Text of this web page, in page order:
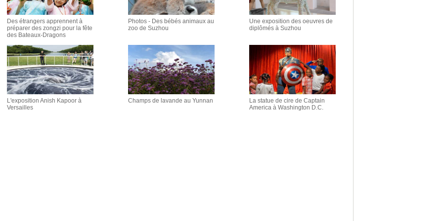
Des étrangers apprennent à
préparer des zongzi pour la fête
des Bateaux-Dragons
Photos - Des bébés animaux au
zoo de Suzhou
Une exposition des oeuvres de
diplômés à Suzhou
L'exposition Anish Kapoor à
Versailles
Champs de lavande au Yunnan
La statue de cire de Captain
America à Washington D.C.